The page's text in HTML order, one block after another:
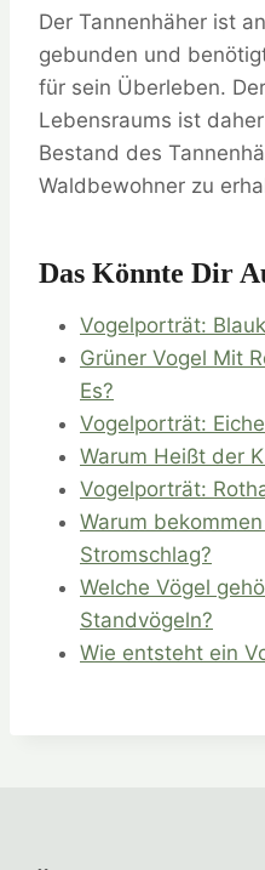
Der Tannenhäher ist
gebunden und
für sein Überleben.
Lebensraums ist
Bestand des
Waldbewohner zu
Das Könnte Dir
Vogelporträt:
Grüner Vogel Mit
Es?
Vogelporträt:
Warum Heißt der
Vogelporträt:
Warum
Stromschlag?
Welche Vögel
Standvögeln?
Wie entsteht ein